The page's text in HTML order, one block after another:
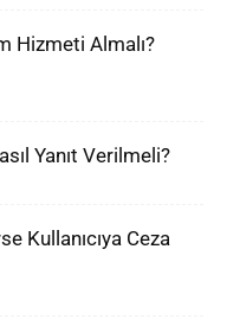
Hizmeti Almalı?
Yanıt Verilmeli?
Kullanıcıya Ceza